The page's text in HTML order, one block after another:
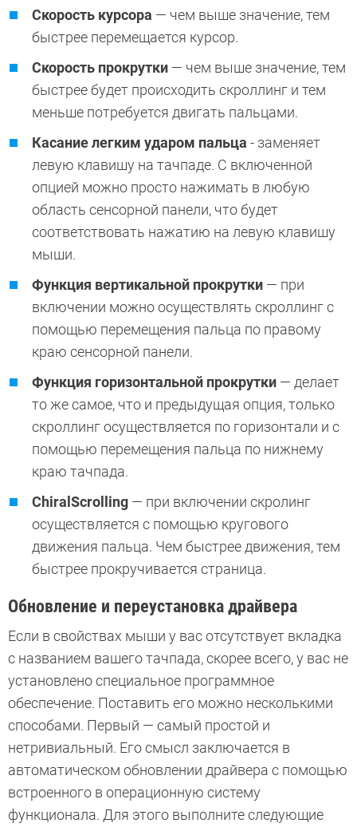
Скорость курсора — чем выше значение, тем
быстрее перемещается курсор.
Скорость прокрутки — чем выше значение, тем
быстрее будет происходить скроллинг и тем
меньше потребуется двигать пальцами.
Касание легким ударом пальца - заменяет
левую клавишу на тачпаде. С включенной
опцией можно просто нажимать в любую
область сенсорной панели, что будет
соответствовать нажатию на левую клавишу
мыши.
Функция вертикальной прокрутки — при
включении можно осуществлять скроллинг с
помощью перемещения пальца по правому
краю сенсорной панели.
Функция горизонтальной прокрутки — делает
то же самое, что и предыдущая опция, только
скроллинг осуществляется по горизонтали и с
помощью перемещения пальца по нижнему
краю тачпада.
ChiralScrolling — при включении скролинг
осуществляется с помощью кругового
движения пальца. Чем быстрее движения, тем
быстрее прокручивается страница.
Обновление и переустановка драйвера
Если в свойствах мыши у вас отсутствует вкладка
с названием вашего тачпада, скорее всего, у вас не
установлено специальное программное
обеспечение. Поставить его можно несколькими
способами. Первый — самый простой и
нетривиальный. Его смысл заключается в
автоматическом обновлении драйвера с помощью
встроенного в операционную систему
функционала. Для этого выполните следующие